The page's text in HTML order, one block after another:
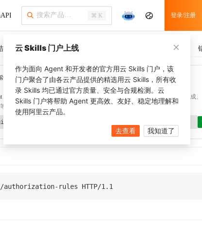
⌘ K 登录/注册
SDK 示例 CLI 示例 调用历史
Toolkit 了解更多
Toolkit
提供 Agent 插件、技能、MCP 配置和验证工具，涵盖 SDK 代码生成、
能力。通过 alibabacloud-agent-toolkit-install 技能可快速完成本地配置。
aliyun/alibabacloud-agent-toolkit
/authorization- rules HTTP/1.1
云 Skills 门户上线
作为面向 Agent 和开发者的官方用云 Skills 门户，该
门户聚合了由各云产品提供的精选用云 Skills，所有收
录 Skills 均已通过官方质量、安全与合规检测。云
Skills 门户将帮助 Agent 更高效、友好、稳定地理解和
使用阿里云产品。
去查看 我知道了